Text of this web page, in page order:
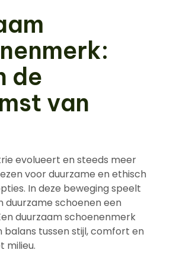
de
van
evolueert en steeds meer
voor duurzame en ethisch
In deze beweging speelt
duurzame schoenen een
duurzaam schoenenmerk
tussen stijl, comfort en
milieu.